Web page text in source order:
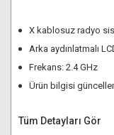
X kablosuz radyo
Arka aydınlatmalı
Frekans: 2.4 GHz
Ürün bilgisi
Tüm Detayları Gör